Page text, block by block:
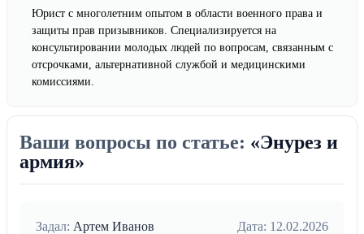
Юрист с многолетним опытом в области военного права и
защиты прав призывников. Специализируется на
консультировании молодых людей по вопросам, связанным с
отсрочками, альтернативной службой и медицинскими
комиссиями.
Ваши вопросы по статье: «Энурез и
армия»
Задал: Артем Иванов Дата: 12.02.2026